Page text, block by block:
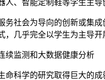
人、智能定制鞋等学生主导
务社会为导向的创新或集
，几乎完全以学生为主导开
续监测和大数据健康分析
命科学的研究取得巨大的